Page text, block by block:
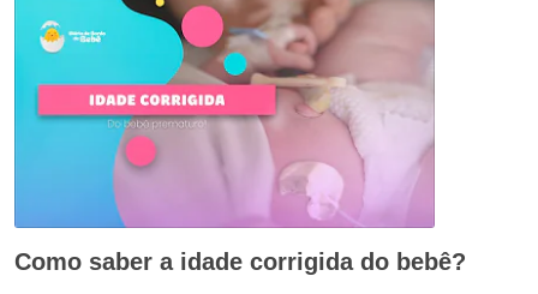
Como saber a idade corrigida do bebê?